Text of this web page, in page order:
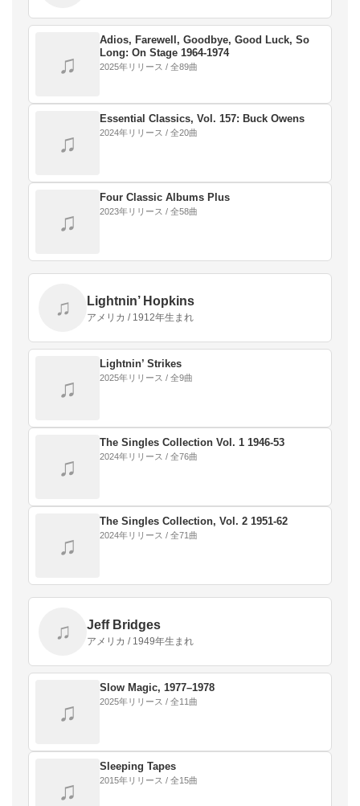
♫
Adios, Farewell, Goodbye, Good Luck, So
Long: On Stage 1964-1974
2025年リリース / 全89曲
♫
Essential Classics, Vol. 157: Buck Owens
2024年リリース / 全20曲
♫
Four Classic Albums Plus
2023年リリース / 全58曲
♫ Lightnin’ Hopkins
アメリカ / 1912年生まれ
♫
Lightnin’ Strikes
2025年リリース / 全9曲
♫
The Singles Collection Vol. 1 1946-53
2024年リリース / 全76曲
♫
The Singles Collection, Vol. 2 1951-62
2024年リリース / 全71曲
♫ Jeff Bridges
アメリカ / 1949年生まれ
♫
Slow Magic, 1977–1978
2025年リリース / 全11曲
♫
Sleeping Tapes
2015年リリース / 全15曲